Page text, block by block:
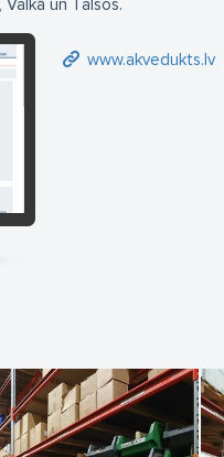
un Talsos.
www.akvedukts.lv